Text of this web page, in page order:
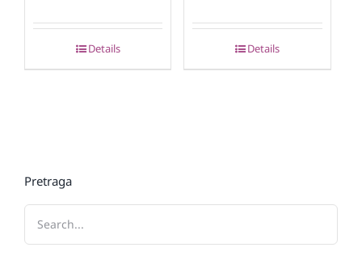
Details Details
Pretraga